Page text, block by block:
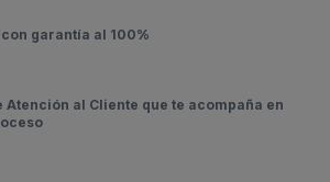
garantía al 100%
Atención al Cliente que te acompaña en